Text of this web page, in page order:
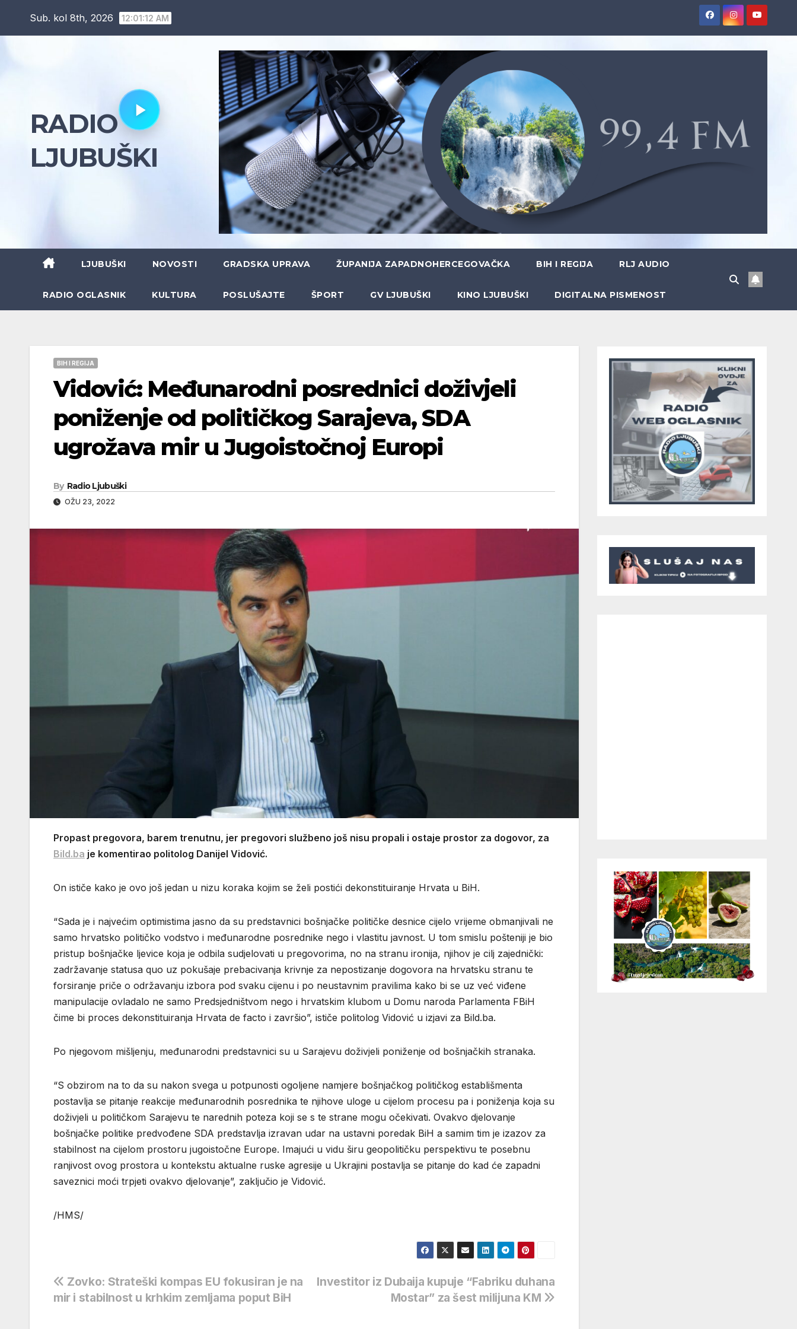
Sub. kol 8th, 2026 12:01:13 AM
RADIO
LJUBUŠKI
LJUBUŠKI NOVOSTI GRADSKA UPRAVA ŽUPANIJA ZAPADNOHERCEGOVAČKA BIH I REGIJA RLJ AUDIO
RADIO OGLASNIK KULTURA POSLUŠAJTE ŠPORT GV LJUBUŠKI KINO LJUBUŠKI DIGITALNA PISMENOST
BIH I REGIJA
Vidović: Međunarodni posrednici doživjeli
poniženje od političkog Sarajeva, SDA
ugrožava mir u Jugoistočnoj Europi
By Radio Ljubuški
OŽU 23, 2022
Propast pregovora, barem trenutnu, jer pregovori službeno još nisu propali i ostaje prostor za dogovor, za
Bild.ba je komentirao politolog Danijel Vidović.
On ističe kako je ovo još jedan u nizu koraka kojim se želi postići dekonstituiranje Hrvata u BiH.
“Sada je i najvećim optimistima jasno da su predstavnici bošnjačke političke desnice cijelo vrijeme obmanjivali ne
samo hrvatsko političko vodstvo i međunarodne posrednike nego i vlastitu javnost. U tom smislu pošteniji je bio
pristup bošnjačke ljevice koja je odbila sudjelovati u pregovorima, no na stranu ironija, njihov je cilj zajednički:
zadržavanje statusa quo uz pokušaje prebacivanja krivnje za nepostizanje dogovora na hrvatsku stranu te
forsiranje priče o održavanju izbora pod svaku cijenu i po neustavnim pravilima kako bi se uz već viđene
manipulacije ovladalo ne samo Predsjedništvom nego i hrvatskim klubom u Domu naroda Parlamenta FBiH
čime bi proces dekonstituiranja Hrvata de facto i završio”, ističe politolog Vidović u izjavi za Bild.ba.
Po njegovom mišljenju, međunarodni predstavnici su u Sarajevu doživjeli poniženje od bošnjačkih stranaka.
“S obzirom na to da su nakon svega u potpunosti ogoljene namjere bošnjačkog političkog establišmenta
postavlja se pitanje reakcije međunarodnih posrednika te njihove uloge u cijelom procesu pa i poniženja koja su
doživjeli u političkom Sarajevu te narednih poteza koji se s te strane mogu očekivati. Ovakvo djelovanje
bošnjačke politike predvođene SDA predstavlja izravan udar na ustavni poredak BiH a samim tim je izazov za
stabilnost na cijelom prostoru jugoistočne Europe. Imajući u vidu širu geopolitičku perspektivu te posebnu
ranjivost ovog prostora u kontekstu aktualne ruske agresije u Ukrajini postavlja se pitanje do kad će zapadni
saveznici moći trpjeti ovakvo djelovanje”, zaključio je Vidović.
/HMS/
Navigacija
Investitor iz Dubaija kupuje “Fabriku duhana
Mostar” za šest milijuna KM
Zovko: Strateški kompas EU fokusiran je na
mir i stabilnost u krhkim zemljama poput BiH